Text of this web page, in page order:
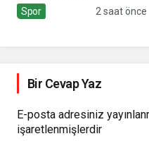
Arena Stadı’nda
Spor 2 saat önce
Bir Cevap Yaz
E-posta adresiniz
işaretlenmişlerdir